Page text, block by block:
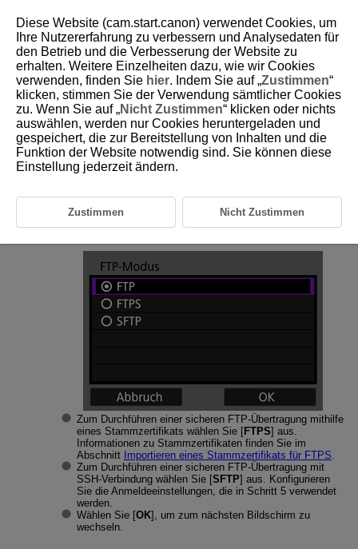
D105-022
Konfigurieren der FTP-Server-
Verbindungseinstellungen
Importieren eines Stammzertifikats für FTPS
der Einstellungen für die Kommunikationsfunktion.
Zum Durchführen einer sicheren FTP-Übertragung mithilfe
eines Stammzertifikats wählen Sie [FTPS] aus.
Informationen zu Stammzertifikaten finden Sie im
Abschnitt Importieren eines Stammzertifikats für FTPS
Zum Durchführen einer sicheren FTP-Übertragung mit
SSH-Verbindung wählen Sie [SFTP] aus. Konfigurieren
Sie die Anmeldeeinstellungen, die in Schritt 5 verwendet
werden.
Wählen Sie [OK], um zum nächsten Bildschirm zu
wechseln.
Diese Website (cam.start.canon) verwendet Cookies, um
Ihre Nutzererfahrung zu verbessern und Analysedaten für
den Betrieb und die Verbesserung der Website zu
erhalten. Weitere Einzelheiten dazu, wie wir Cookies
verwenden, finden Sie hier. Indem Sie auf „Zustimmen“
klicken, stimmen Sie der Verwendung sämtlicher Cookies
zu. Wenn Sie auf „Nicht Zustimmen“ klicken oder nichts
auswählen, werden nur Cookies heruntergeladen und
gespeichert, die zur Bereitstellung von Inhalten und die
Funktion der Website notwendig sind. Sie können diese
Einstellung jederzeit ändern.
Zustimmen Nicht Zustimmen